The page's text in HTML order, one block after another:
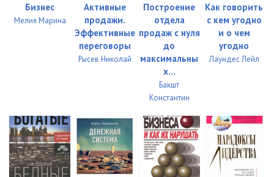
Бизнес
Мелия Марина
Активные
продажи.
Эффективные
переговоры
Рысев Николай
Построение
отдела
продаж с нуля
до
максимальны
х...
Бакшт
Константин
Как говорить
с кем угодно
и о чем
угодно
Лаундес Лейл